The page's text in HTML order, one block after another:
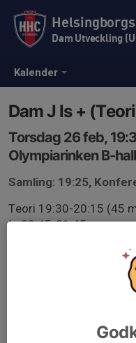
Kalender
Helsingborgs
Dam Utveckling
Dam J Is +
Torsdag 26 feb,
Olympiarinken B-
Samling: 19:25,
Teori 19:30-20:15 (45
Is 20:45-21:45